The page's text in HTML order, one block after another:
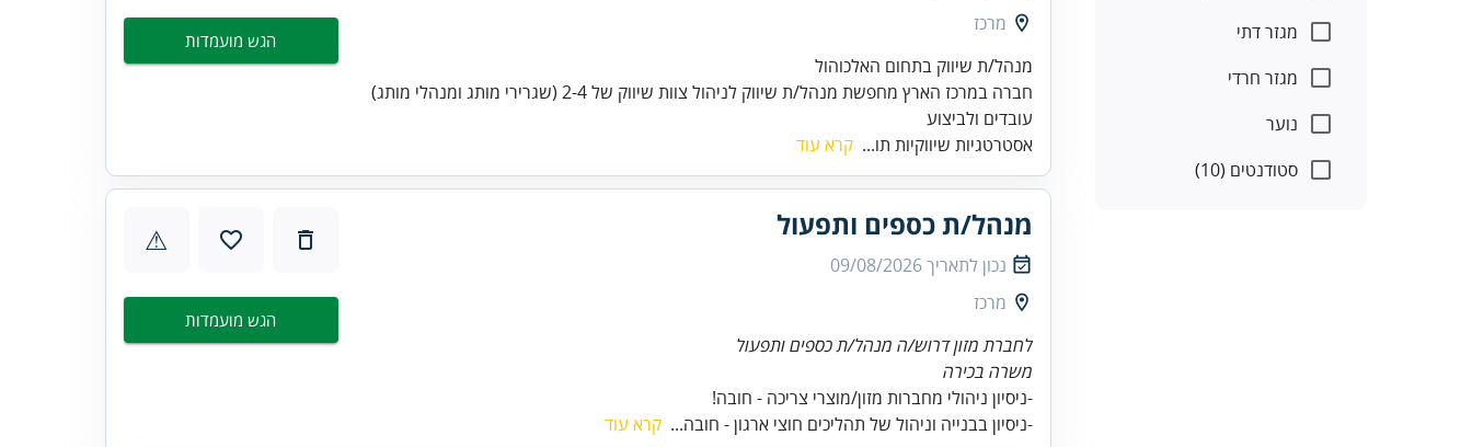
מגזר דתי
מגזר חרדי
נוער
סטודנטים (10)
מרכז
חברה במרכז הארץ מחפשת מנהל/ת שיווק לניהול צוות שיווק של 2-4 (שגרירי מותג ומנהלי מותג)
עובדים ולביצוע
אסטרטגיות שיווקיות תו... קרא עוד
הגש מועמדות
מנהל/ת כספים ותפעול
נכון לתאריך09/08/2026
מרכז
לחברת מזון דרוש/ה מנהל/ת כספים ותפעול
משרה בכירה
-ניסיון ניהולי מחברות מזון/מוצרי צריכה - חובה!
-ניסיון בבנייה וניהול של תהליכים חוצי ארגון - חובה... קרא עוד
⚠
הגש מועמדות